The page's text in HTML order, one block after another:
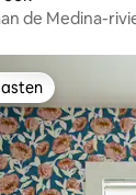
de Medina-